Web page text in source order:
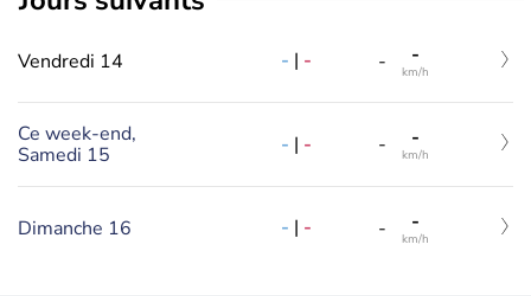
Vendredi 14 - | - - -
km/h
Ce week-end,
Samedi 15
- | - - -
km/h
Dimanche 16 - | - - -
km/h